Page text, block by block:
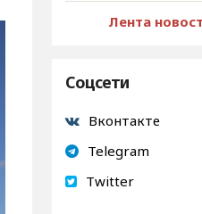
Лента
Соцсети
Вконтакте
Telegram
Twitter